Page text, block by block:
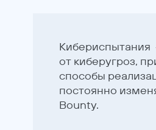
Кибериспытания
от киберугроз,
способы
постоянно
Bounty.